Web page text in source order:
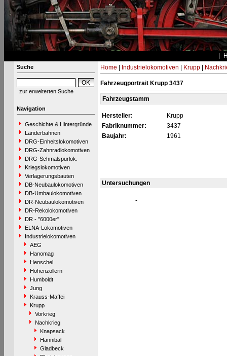
Suche
zur erweiterten Suche
Navigation
Geschichte & Hintergründe
Länderbahnen
DRG-Einheitslokomotiven
DRG-Zahnradlokomotiven
DRG-Schmalspurlok.
Kriegslokomotiven
Verlagerungsbauten
DB-Neubaulokomotiven
DB-Umbaulokomotiven
DR-Neubaulokomotiven
DR-Rekolokomotiven
DR - "6000er"
ELNA-Lokomotiven
Industrielokomotiven
AEG
Hanomag
Henschel
Hohenzollern
Humboldt
Jung
Krauss-Maffei
Krupp
Vorkrieg
Nachkrieg
Knapsack
Hannibal
Gladbeck
Home Industrielokomotiven Krupp|
Fahrzeugportrait Krupp 3437
Fahrzeugstamm
Hersteller:
Krupp
Fabriknummer:
3437
Baujahr:
1961
Untersuchungen
-